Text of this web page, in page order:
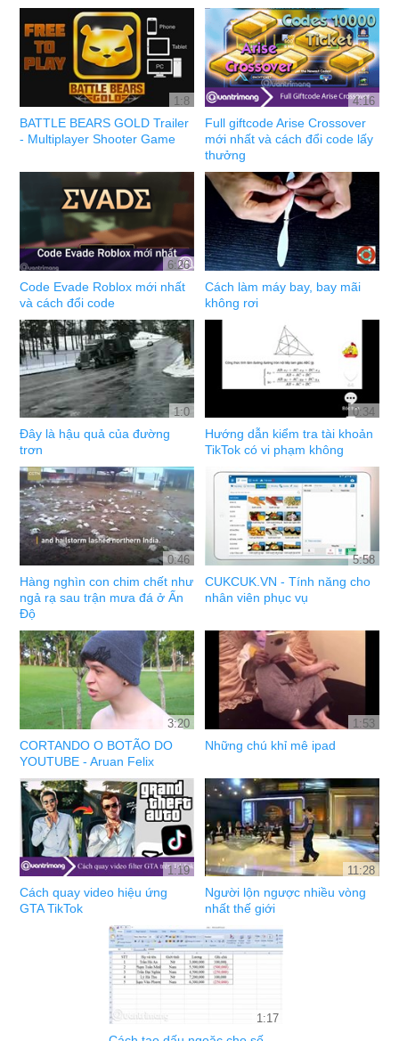
1:8
BATTLE BEARS GOLD Trailer
- Multiplayer Shooter Game
4:16
Full giftcode Arise Crossover
mới nhất và cách đổi code lấy
thưởng
6:26
Code Evade Roblox mới nhất
và cách đổi code
Cách làm máy bay, bay mãi
không rơi
1:0
Đây là hậu quả của đường
trơn
0:34
Hướng dẫn kiểm tra tài khoản
TikTok có vi phạm không
0:46
Hàng nghìn con chim chết như
ngả rạ sau trận mưa đá ở Ấn
Độ
5:58
CUKCUK.VN - Tính năng cho
nhân viên phục vụ
3:20
CORTANDO O BOTÃO DO
YOUTUBE - Aruan Felix
1:53
Những chú khỉ mê ipad
1:19
Cách quay video hiệu ứng
GTA TikTok
11:28
Người lộn ngược nhiều vòng
nhất thế giới
1:17